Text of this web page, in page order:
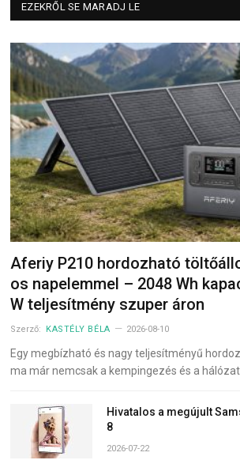
EZEKRŐL SE MARADJ LE
Aferiy P210 hordozható
os napelemmel – 2048 Wh
W teljesítmény szuper áron
Szerző: KASTÉLY BÉLA 2026-08-10
Egy megbízható és nagy teljesítményű
ma már nemcsak a kempingezés és a
Hivatalos a megújult
8
2026-07-22